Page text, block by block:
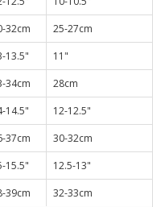
32cm
25-27cm
13.5" 11"
34cm
28cm
14.5" 12-12.5"
37cm
30-32cm
15.5" 12.5-13"
39cm 32-33cm